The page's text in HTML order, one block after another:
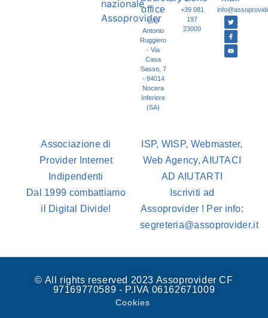
office
C/O
Antonio
Ruggiero
- Via
Casa
Sasso, 7
- 84014
Nocera
Inferiore
(SA)
+39 081
197
23000
Associazione di
Provider Internet
Indipendenti
Dal 1999 combattiamo
il Digital Divide!
ISP, WISP, Webmaster,
Web Agency, AIUTACI
AD AIUTARTI
Iscriviti ad
Assoprovider ! Per info:
segreteria@assoprovider.it
© All rights reserved 2023 Assoprovider CF
97169770589 - P.IVA 06162671009
Cookies